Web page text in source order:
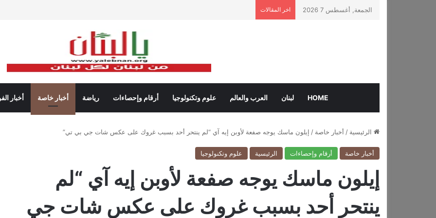
الجمعة, أغسطس 7 2026 اخر المقالات
HOME لبنان العرب والعالم علوم وتكنولوجيا أرقام وإحصاءات رياضة أخبار خاصة أخبار
الرئيسية / أخبار خاصة / إيلون ماسك يوجه صفعة لأوبن إيه آي “لم ينتحر أحد بسبب غروك على عكس شات جي بي تي”
أخبار خاصة أرقام وإحصاءات الرئيسية علوم وتكنولوجيا
إيلون ماسك يوجه صفعة لأوبن إيه آي “لم
ينتحر أحد بسبب غروك على عكس شات جي